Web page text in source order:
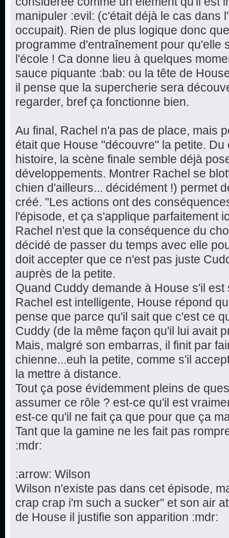
manipuler :evil: (c'était déjà le cas dans
occupait). Rien de plus logique donc
programme d'entraînement pour qu'elle
l'école ! Ca donne lieu à quelques
sauce piquante :bab: ou la tête de
il pense que la supercherie sera
regarder, bref ça fonctionne bien.
Au final, Rachel n'a pas de place, mais
était que House "découvre" la petite.
histoire, la scène finale semble déjà
développements. Montrer Rachel se
chien d'ailleurs... décidément !) permet
créé. "Les actions ont des
l'épisode, et ça s'applique parfaitement
Rachel n'est que la conséquence du
décidé de passer du temps avec elle
doit accepter que ce n'est pas juste
auprès de la petite.
Quand Cuddy demande à House s'il
Rachel est intelligente, House répond
pense que parce qu'il sait que c'est ce
Cuddy (de la même façon qu'il lui avait
Mais, malgré son embarras, il finit par
chienne...euh la petite, comme s'il
la mettre à distance.
Tout ça pose évidemment pleins de
assumer ce rôle ? est-ce qu'il est
est-ce qu'il ne fait ça que pour que ça
Tant que la gamine ne les fait pas
:mdr:
:arrow: Wilson
Wilson n'existe pas dans cet épisode,
crap crap i'm such a sucker" et son air
de House il justifie son apparition :mdr: